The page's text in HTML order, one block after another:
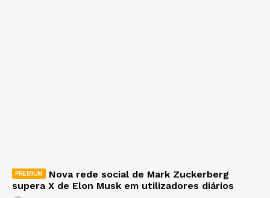
Nova rede social de Mark Zuckerberg
supera X de Elon Musk em utilizadores diários